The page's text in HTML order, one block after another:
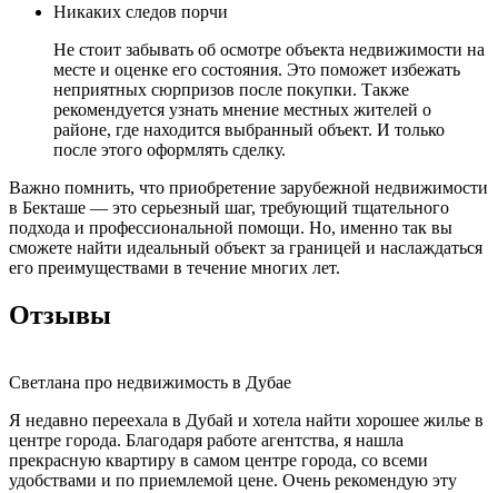
Никаких следов порчи
Не стоит забывать об осмотре объекта недвижимости на
месте и оценке его состояния. Это поможет избежать
неприятных сюрпризов после покупки. Также
рекомендуется узнать мнение местных жителей о
районе, где находится выбранный объект. И только
после этого оформлять сделку.
Важно помнить, что приобретение зарубежной недвижимости
в Бекташе — это серьезный шаг, требующий тщательного
подхода и профессиональной помощи. Но, именно так вы
сможете найти идеальный объект за границей и наслаждаться
его преимуществами в течение многих лет.
Отзывы
Светлана про недвижимость в Дубае
Я недавно переехала в Дубай и хотела найти хорошее жилье в
центре города. Благодаря работе агентства, я нашла
прекрасную квартиру в самом центре города, со всеми
удобствами и по приемлемой цене. Очень рекомендую эту